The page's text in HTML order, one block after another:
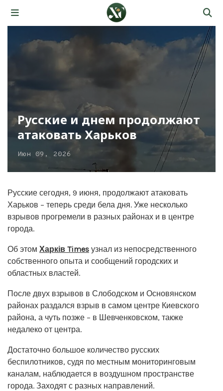
Русские и днем продолжают
атаковать Харьков
Июн 09, 2026
Русские сегодня, 9 июня, продолжают атаковать
Харьков – теперь среди бела дня. Уже несколько
взрывов прогремели в разных районах и в центре
города.
Об этом Харків Times узнал из непосредственного
собственного опыта и сообщений городских и
областных властей.
После двух взрывов в Слободском и Основянском
районах раздался взрыв в самом центре Киевского
района, а чуть позже – в Шевченковском, также
недалеко от центра.
Достаточно большое количество русских
беспилотников, судя по местным мониторинговым
каналам, наблюдается в воздушном пространстве
города. Заходят с разных направлений.